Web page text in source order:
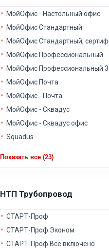
МойОфис - Настольный офис
МойОфис Стандартный
МойОфис Стандартный,
МойОфис Профессиональный
МойОфис Профессиональный 3
МойОфис Почта
МойОфис - Почта
МойОфис - Сквадус
МойОфис - Сквадус офис
Squadus
Показать все (23)
НТП Трубопровод
СТАРТ-Проф
СТАРТ-Проф Эконом
СТАРТ-Проф Все включено